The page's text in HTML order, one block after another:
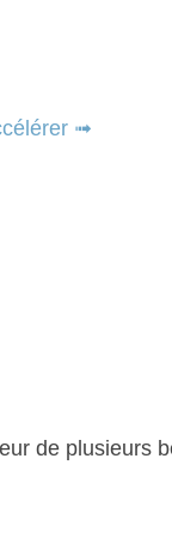
➟
de plusieurs